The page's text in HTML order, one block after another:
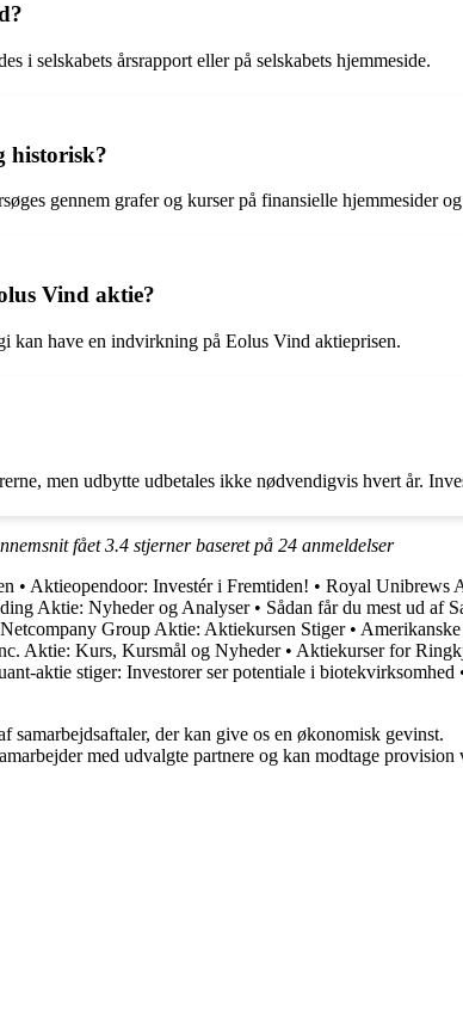
i selskabets årsrapport eller på selskabets hjemmeside.
historisk?
gennem grafer og kurser på finansielle hjemmesider og
Vind aktie?
have en indvirkning på Eolus Vind aktieprisen.
men udbytte udbetales ikke nødvendigvis hvert år.
fået3.4 stjerner baseret på 24 anmeldelser
• Aktieopendoor: Investér i Fremtiden! • Royal Unibrews
Aktie: Nyheder og Analyser• Sådan får du mest ud af
Netcompany Group Aktie: Aktiekursen Stiger•
Aktie: Kurs, Kursmål og Nyheder• Aktiekurser for
aktie stiger: Investorer ser potentiale i biotekvirksomhed
der kan give os en økonomisk gevinst.
med udvalgte partnere og kan modtage